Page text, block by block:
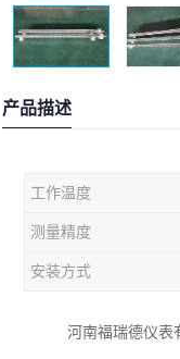
产品描述
工作温度
测量精度
安装方式
河南福瑞德仪表